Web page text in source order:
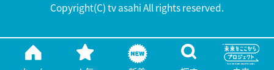
Copyright(C) tv asahi All rights reserved.